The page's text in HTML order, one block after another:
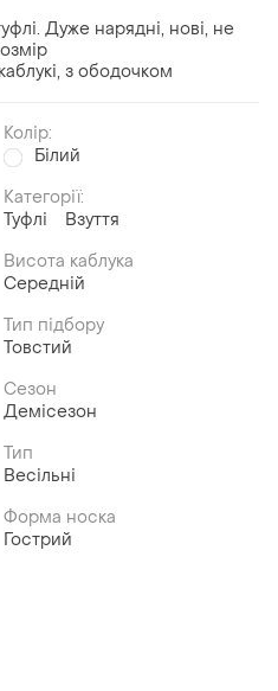
Дуже нарядні, нові, не
з ободочком
Колір:
Білий
Категорії:
Туфлі
Взуття
Висота каблука
Середній
Тип підбору
Товстий
Сезон
Демісезон
Тип
Весільні
Форма носка
Гострий